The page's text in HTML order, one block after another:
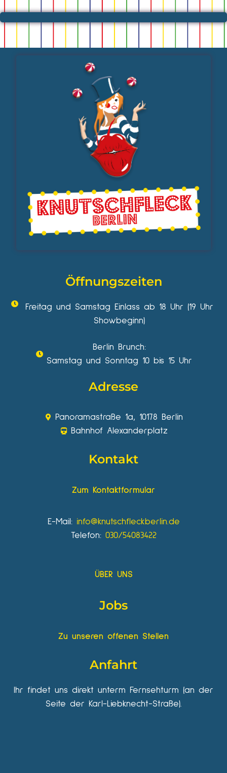
Öffnungszeiten
Freitag und Samstag Einlass ab 18 Uhr (19 Uhr
Showbeginn)
Berlin Brunch:
Samstag und Sonntag 10 bis 15 Uhr
Adresse
Panoramastraße 1a, 10178 Berlin
Bahnhof Alexanderplatz
Kontakt
Zum Kontaktformular
E-Mail: info@knutschfleckberlin.de
Telefon: 030/54083422
ÜBER UNS
Jobs
Zu unseren offenen Stellen
Anfahrt
Ihr findet uns direkt unterm Fernsehturm (an der
Seite der Karl-Liebknecht-Straße).